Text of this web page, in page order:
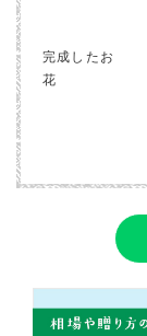
完成したお
花